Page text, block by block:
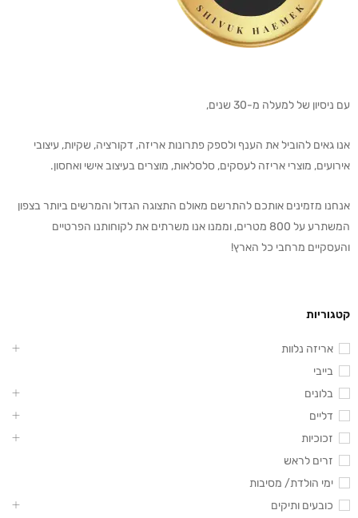
עם ניסיון של למעלה מ-30 שנים,
אנו גאים להוביל את הענף ולספק פתרונות אריזה, דקורציה, שקיות, עיצובי
אירועים, מוצרי אריזה לעסקים, סלסלאות, מוצרים בעיצוב אישי ואחסון.
אנחנו מזמינים אותכם להתרשם מאולם התצוגה הגדול והמרשים ביותר בצפון
המשתרע על 800 מטרים, וממנו אנו משרתים את לקוחותנו הפרטיים
והעסקיים מרחבי כל הארץ!
קטגוריות
אריזה נלוות
בייבי
בלונים
דליים
זכוכיות
זרים לראש
ימי הולדת/ מסיבות
כובעים ותיקים